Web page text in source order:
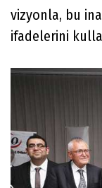
vizyonla, bu
ifadelerini